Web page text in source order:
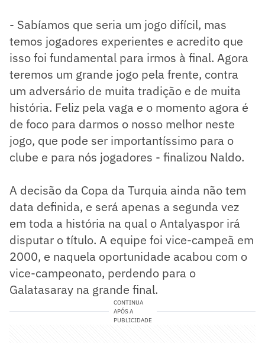
- Sabíamos que seria um jogo difícil, mas
temos jogadores experientes e acredito que
isso foi fundamental para irmos à final. Agora
teremos um grande jogo pela frente, contra
um adversário de muita tradição e de muita
história. Feliz pela vaga e o momento agora é
de foco para darmos o nosso melhor neste
jogo, que pode ser importantíssimo para o
clube e para nós jogadores - finalizou Naldo.
A decisão da Copa da Turquia ainda não tem
data definida, e será apenas a segunda vez
em toda a história na qual o Antalyaspor irá
disputar o título. A equipe foi vice-campeã em
2000, e naquela oportunidade acabou com o
vice-campeonato, perdendo para o
Galatasaray na grande final.
CONTINUA
APÓS A
PUBLICIDADE